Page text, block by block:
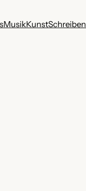
MusikKunstSchreiben